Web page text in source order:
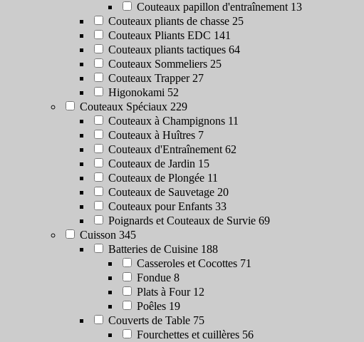
Couteaux papillon d'entraînement 13
Couteaux pliants de chasse 25
Couteaux Pliants EDC 141
Couteaux pliants tactiques 64
Couteaux Sommeliers 25
Couteaux Trapper 27
Higonokami 52
Couteaux Spéciaux 229
Couteaux à Champignons 11
Couteaux à Huîtres 7
Couteaux d'Entraînement 62
Couteaux de Jardin 15
Couteaux de Plongée 11
Couteaux de Sauvetage 20
Couteaux pour Enfants 33
Poignards et Couteaux de Survie 69
Cuisson 345
Batteries de Cuisine 188
Casseroles et Cocottes 71
Fondue 8
Plats à Four 12
Poêles 19
Couverts de Table 75
Fourchettes et cuillères 56